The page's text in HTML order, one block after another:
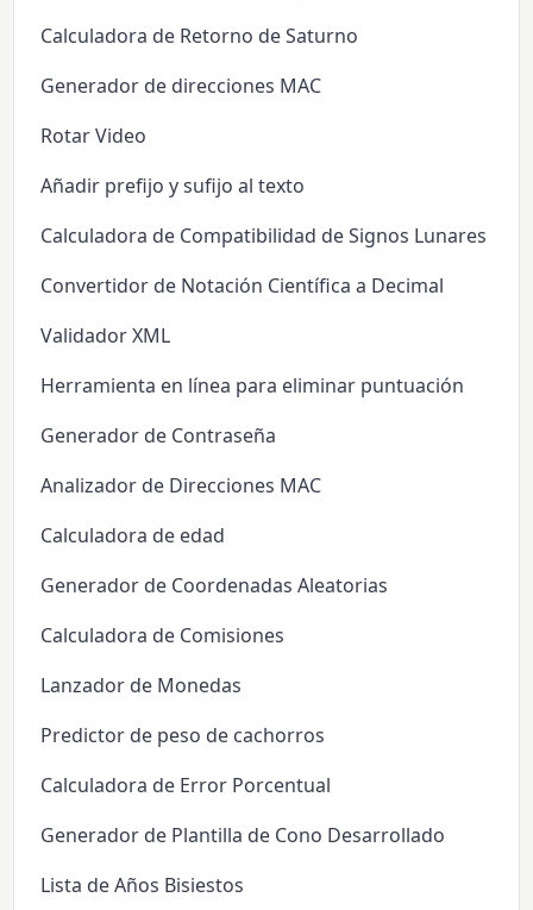
Calculadora de Retorno de Saturno
Generador de direcciones MAC
Rotar Video
Añadir prefijo y sufijo al texto
Calculadora de Compatibilidad de Signos Lunares
Convertidor de Notación Científica a Decimal
Validador XML
Herramienta en línea para eliminar puntuación
Generador de Contraseña
Analizador de Direcciones MAC
Calculadora de edad
Generador de Coordenadas Aleatorias
Calculadora de Comisiones
Lanzador de Monedas
Predictor de peso de cachorros
Calculadora de Error Porcentual
Generador de Plantilla de Cono Desarrollado
Lista de Años Bisiestos